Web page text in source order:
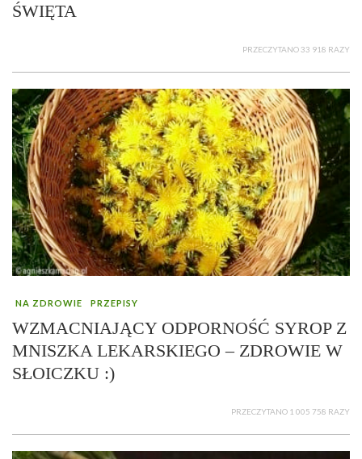
ŚWIĘTA
PRZECZYTANO 33 918 RAZY
NA ZDROWIE PRZEPISY
WZMACNIAJĄCY ODPORNOŚĆ SYROP Z
MNISZKA LEKARSKIEGO – ZDROWIE W
SŁOICZKU :)
PRZECZYTANO 1 005 758 RAZY